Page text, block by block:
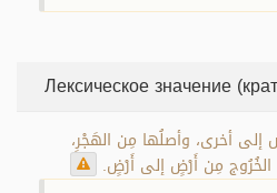
Лексическое значение
إلى أخرى، وأصلُها مِن الهَجْرِ،
مِن أَرْضٍ إلى أَرْضٍ.